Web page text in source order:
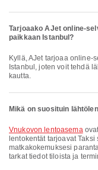
Tarjoaako AJet online-
paikkaan Istanbul?
Kyllä, AJet tarjoaa online-selvityksen lennolle kohteesta Moscow paikkaan
Istanbul, joten voit tehdä
kautta.
Mikä on suosituin
Vnukovon lentoasema
lentokentät tarjoavat
matkakokemuksesi
tarkat tiedot tiloista ja